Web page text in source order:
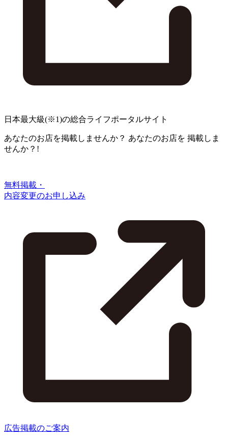
日本最大級(※1)の総合ライフポータルサイト
あなたのお店を掲載しませんか？ あなたのお店を 掲載しま
せんか？!
無料掲載・
内容変更のお申し込み
広告掲載のご案内